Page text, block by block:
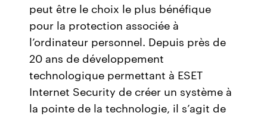
peut être le choix le plus bénéfique
pour la protection associée à
l’ordinateur personnel. Depuis près de
20 ans de développement
technologique permettant à ESET
Internet Security de créer un système à
la pointe de la technologie, il s’agit de